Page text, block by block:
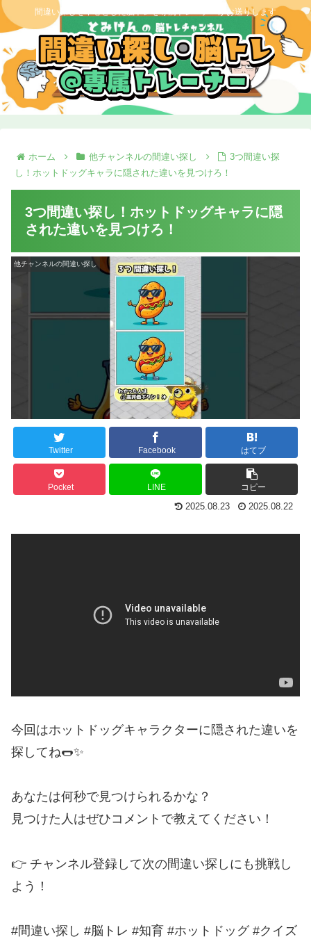
間違い探しを中心とした脳トレを専属トレーナーがお送りします
ホーム 他チャンネルの間違い探し
3つ間違い探
し！ホットドッグキャラに隠された違いを見つけろ！
3つ間違い探し！ホットドッグキャラに隠
された違いを見つけろ！
他チャンネルの間違い探し
Twitter Facebook はてブ
Pocket LINE コピー
2025.08.23 2025.08.22
今回はホットドッグキャラクターに隠された違いを
探してね🌭✨
あなたは何秒で見つけられるかな？
見つけた人はぜひコメントで教えてください！
👉 チャンネル登録して次の間違い探しにも挑戦し
よう！
#間違い探し #脳トレ #知育 #ホットドッグ #クイズ